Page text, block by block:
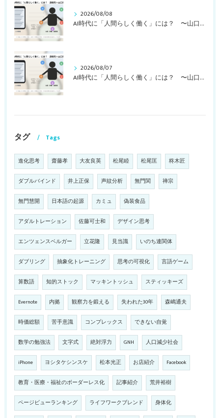
2026/08/08
AI時代に「人間らしく働く」には？ 〜山口周さんの対談動画・文字起こし（その２）〜
2026/08/07
AI時代に「人間らしく働く」には？ 〜山口周さんの対談動画・文字起こし（その１）〜
タグ Tags
進化思考 齋藤孝 大友良英 松尾睦 松尾匡 柊木匠
ダブルバインド 井上正保 声紋分析 無門関 禅宗
無門慧開 日本語の起源 カミュ 偽装食品
アダルトレーション 佐藤可士和 デザイン思考
エンツェンスベルガー 立花隆 見当識 いのち連関体
ダブリング 抽象化トレーニング 思考の可視化 言語ゲーム
算数語 知的ストック マッキントッシュ スティッキーズ
Evernote 内拠 観察力を鍛える 失われた30年 森嶋通夫
時価総額 苦手意識 コンプレックス できない自覚
数学の勉強法 文字式 絶対浮力 GNH 人口減少社会
iPhone ヨシタケシンスケ 松本光正 お店紹介 Facebook
教育・医療・福祉のボーダーレス化 記事紹介 荒井裕樹
ページビューランキング ライフワークブレンド 身体化